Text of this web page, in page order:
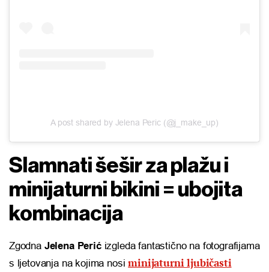
A post shared by Jelena Peric (@j_make_up)
Slamnati šešir za plažu i
minijaturni bikini = ubojita
kombinacija
Zgodna Jelena Perićizgleda fantastično na fotografijama
s ljetovanja na kojima nosiminijaturni ljubičasti